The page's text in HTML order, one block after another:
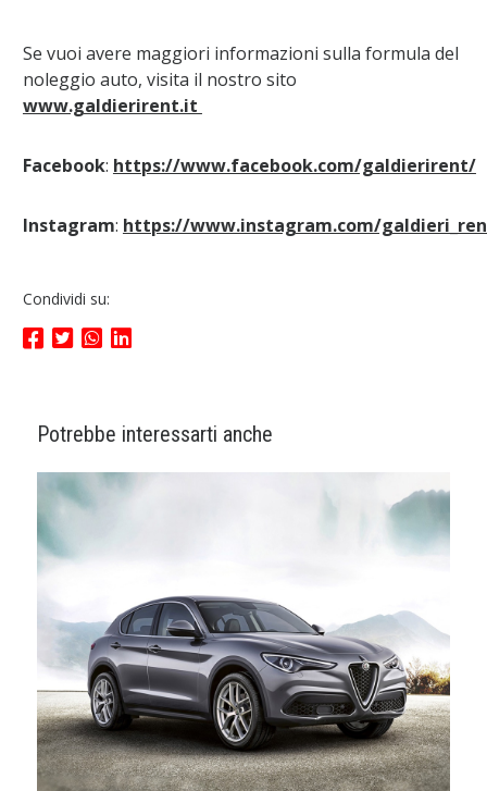
Se vuoi avere maggiori informazioni sulla formula del
noleggio auto, visita il nostro sito
www.galdierirent.it
Facebook: https://www.facebook.com/galdierirent/
Instagram: https://www.instagram.com/
Condividi su:
Potrebbe interessarti anche